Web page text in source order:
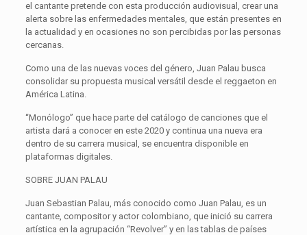
el cantante pretende con esta producción audiovisual, crear una
alerta sobre las enfermedades mentales, que están presentes en
la actualidad y en ocasiones no son percibidas por las personas
cercanas.
Como una de las nuevas voces del género, Juan Palau busca
consolidar su propuesta musical versátil desde el reggaeton en
América Latina.
“Monólogo” que hace parte del catálogo de canciones que el
artista dará a conocer en este 2020 y continua una nueva era
dentro de su carrera musical, se encuentra disponible en
plataformas digitales.
SOBRE JUAN PALAU
Juan Sebastian Palau, más conocido como Juan Palau, es un
cantante, compositor y actor colombiano, que inició su carrera
artística en la agrupación “Revolver” y en las tablas de países